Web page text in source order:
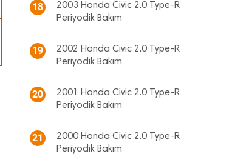
18
2003 Honda Civic 2.0 Type-R
Periyodik Bakım
19
2002 Honda Civic 2.0 Type-R
Periyodik Bakım
20
2001 Honda Civic 2.0 Type-R
Periyodik Bakım
21
2000 Honda Civic 2.0 Type-R
Periyodik Bakım